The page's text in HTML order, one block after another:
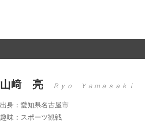
山﨑 亮 Ｒｙｏ Ｙａｍａｓａｋｉ
出身：愛知県名古屋市
趣味：スポーツ観戦